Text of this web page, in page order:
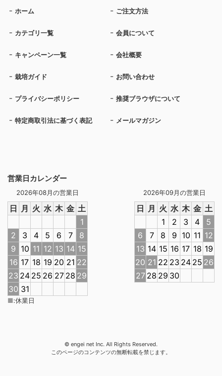
営業日カレンダー
2026年08月の営業日
日 月 火 水 木 金 土
1
2
3 4 5 6 7
8
9 10 11 12 13 14 15
16 17 18 19 20 21 22
23 24 25 26 27 28 29
30 31
2026年09月の営業日
日 月 火 水 木 金 土
1
2 3 4
5
6
7 8 9 10 11 12
13 14 15 16 17 18 19
20 21 22 23 24 25 26
27 28 29 30
■:休業日
ホーム ご注文方法
カテゴリ一覧 会員について
キャンペーン一覧 会社概要
栽培ガイド お問い合わせ
プライバシーポリシー 推奨ブラウザについて
特定商取引法に基づく表記 メールマガジン
© engei net Inc. All Rights Reserved.
このページのコンテンツの無断転載を禁じます。